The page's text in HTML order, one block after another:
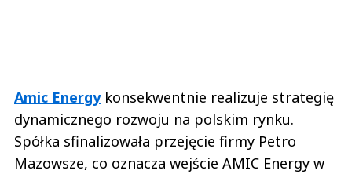
Amic Energykonsekwentnie realizuje strategię
dynamicznego rozwoju na polskim rynku.
Spółka sfinalizowała przejęcie firmy Petro
Mazowsze, co oznacza wejście AMIC Energy w